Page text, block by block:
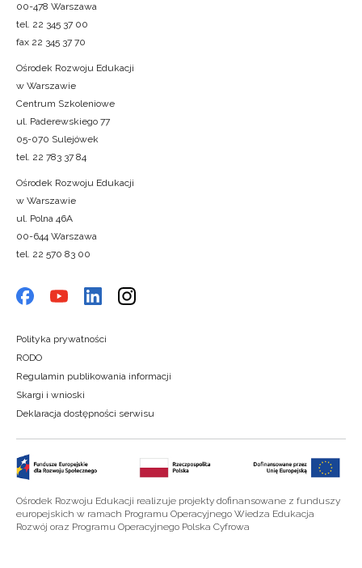
00-478 Warszawa
tel. 22 345 37 00
fax 22 345 37 70
Ośrodek Rozwoju Edukacji
w Warszawie
Centrum Szkoleniowe
ul. Paderewskiego 77
05-070 Sulejówek
tel. 22 783 37 84
Ośrodek Rozwoju Edukacji
w Warszawie
ul. Polna 46A
00-644 Warszawa
tel. 22 570 83 00
Polityka prywatności
RODO
Regulamin publikowania informacji
Skargi i wnioski
Deklaracja dostępności serwisu
Ośrodek Rozwoju Edukacji realizuje projekty dofinansowane z funduszy
europejskich w ramach Programu Operacyjnego Wiedza Edukacja
Rozwój oraz Programu Operacyjnego Polska Cyfrowa